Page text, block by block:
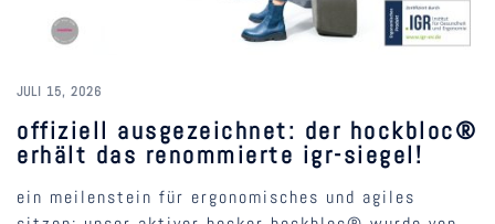
JULI 15, 2026
offiziell ausgezeichnet: der hockbloc®
erhält das renommierte igr-siegel!
ein meilenstein für ergonomisches und agiles